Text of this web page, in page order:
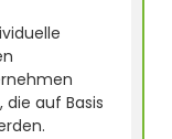
auf Basis